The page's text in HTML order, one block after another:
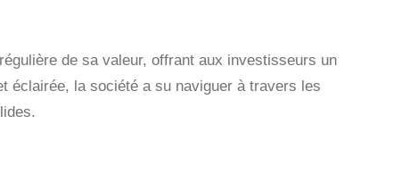
de sa valeur, offrant aux investisseurs un
éclairée, la société a su naviguer à travers les